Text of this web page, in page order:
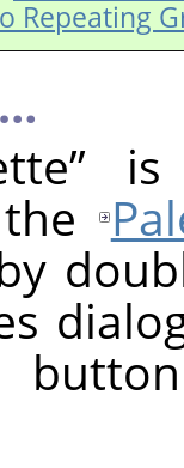
Repeating
” is